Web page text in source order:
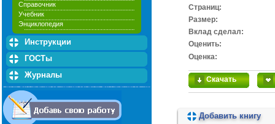
Справочник
Учебник
Энциклопедия
Инструкции
ГОСТы
Журналы
Cтраниц:
Размер:
Вклад сделал:
Оценить:
Оценка:
Скачать
Добавить книгу